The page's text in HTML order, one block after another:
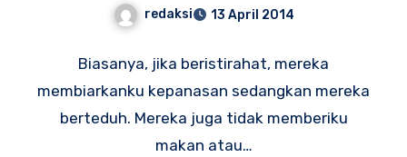
redaksi 13 April 2014
Biasanya, jika beristirahat, mereka
membiarkanku kepanasan sedangkan mereka
berteduh. Mereka juga tidak memberiku
makan atau…